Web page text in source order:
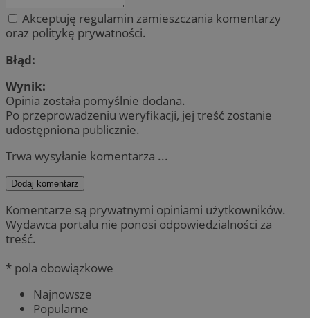
Akceptuję regulamin zamieszczania komentarzy
oraz politykę prywatności.
Błąd:
Wynik:
Opinia została pomyślnie dodana.
Po przeprowadzeniu weryfikacji, jej treść zostanie
udostępniona publicznie.
Trwa wysyłanie komentarza ...
Dodaj komentarz
Komentarze są prywatnymi opiniami użytkowników.
Wydawca portalu nie ponosi odpowiedzialności za
treść.
* pola obowiązkowe
Najnowsze
Popularne